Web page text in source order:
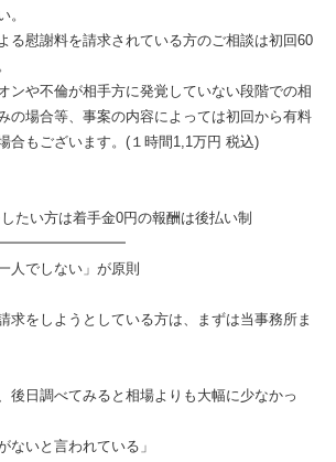
。
る慰謝料を請求されている方のご相談は初回60
ンや不倫が相手方に発覚していない段階での相
の場合等、事案の内容によっては初回から有料
合もございます。(１時間1,1万円 税込)
たい方は着手金0円の報酬は後払い制
人でしない」が原則
求をしようとしている方は、まずは当事務所ま
後日調べてみると相場よりも大幅に少なかっ
ないと言われている」